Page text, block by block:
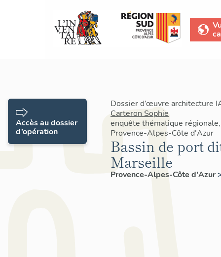
Dossier d’œuvre architecture
Carteron Sophie
enquête thématique
Provence-Alpes-Côte d'Azur
Bassin de port
Marseille
Provence-Alpes-Côte d'Azur
Accès au dossier
d’opération